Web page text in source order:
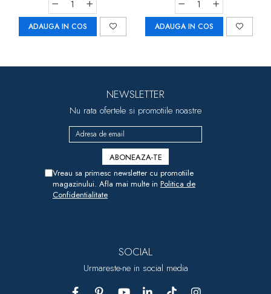
ADAUGA IN COS ADAUGA IN COS
NEWSLETTER
Nu rata ofertele si promotiile noastre
Vreau sa primesc newsletter cu promotiile
magazinului. Afla mai multe in Politica de
Confidentialitate
SOCIAL
Urmareste-ne in social media